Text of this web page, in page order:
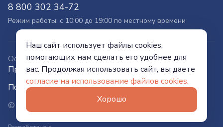
8 800 302 34-72
Режим работы: с 10:00 до 19:00 по местному времени
Официальный сайт
Правительства Тюменской области
Политика конфиденциальности
© Visit Tyumen, 2026
Наш сайт использует файлы cookies,
помогающих нам сделать его удобнее для
вас. Продолжая использовать сайт, вы даете
согласие на использование файлов cookies.
Хорошо